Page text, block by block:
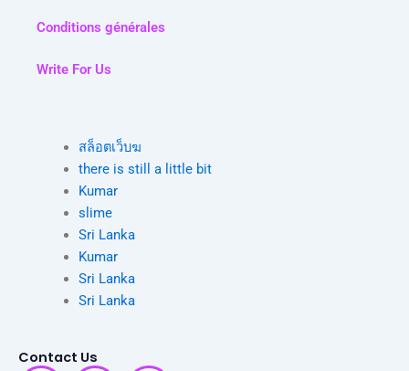
Conditions générales
Write For Us
สล็อตเว็บฆ
there is still a little bit
Kumar
slime
Sri Lanka
Kumar
Sri Lanka
Sri Lanka
Contact Us